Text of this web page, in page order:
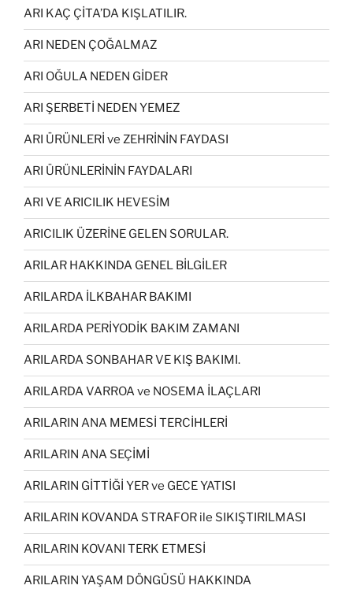
ARI KAÇ ÇİTA’DA KIŞLATILIR.
ARI NEDEN ÇOĞALMAZ
ARI OĞULA NEDEN GİDER
ARI ŞERBETİ NEDEN YEMEZ
ARI ÜRÜNLERİ ve ZEHRİNİN FAYDASI
ARI ÜRÜNLERİNİN FAYDALARI
ARI VE ARICILIK HEVESİM
ARICILIK ÜZERİNE GELEN SORULAR.
ARILAR HAKKINDA GENEL BİLGİLER
ARILARDA İLKBAHAR BAKIMI
ARILARDA PERİYODİK BAKIM ZAMANI
ARILARDA SONBAHAR VE KIŞ BAKIMI.
ARILARDA VARROA ve NOSEMA İLAÇLARI
ARILARIN ANA MEMESİ TERCİHLERİ
ARILARIN ANA SEÇİMİ
ARILARIN GİTTİĞİ YER ve GECE YATISI
ARILARIN KOVANDA STRAFOR ile SIKIŞTIRILMASI
ARILARIN KOVANI TERK ETMESİ
ARILARIN YAŞAM DÖNGÜSÜ HAKKINDA